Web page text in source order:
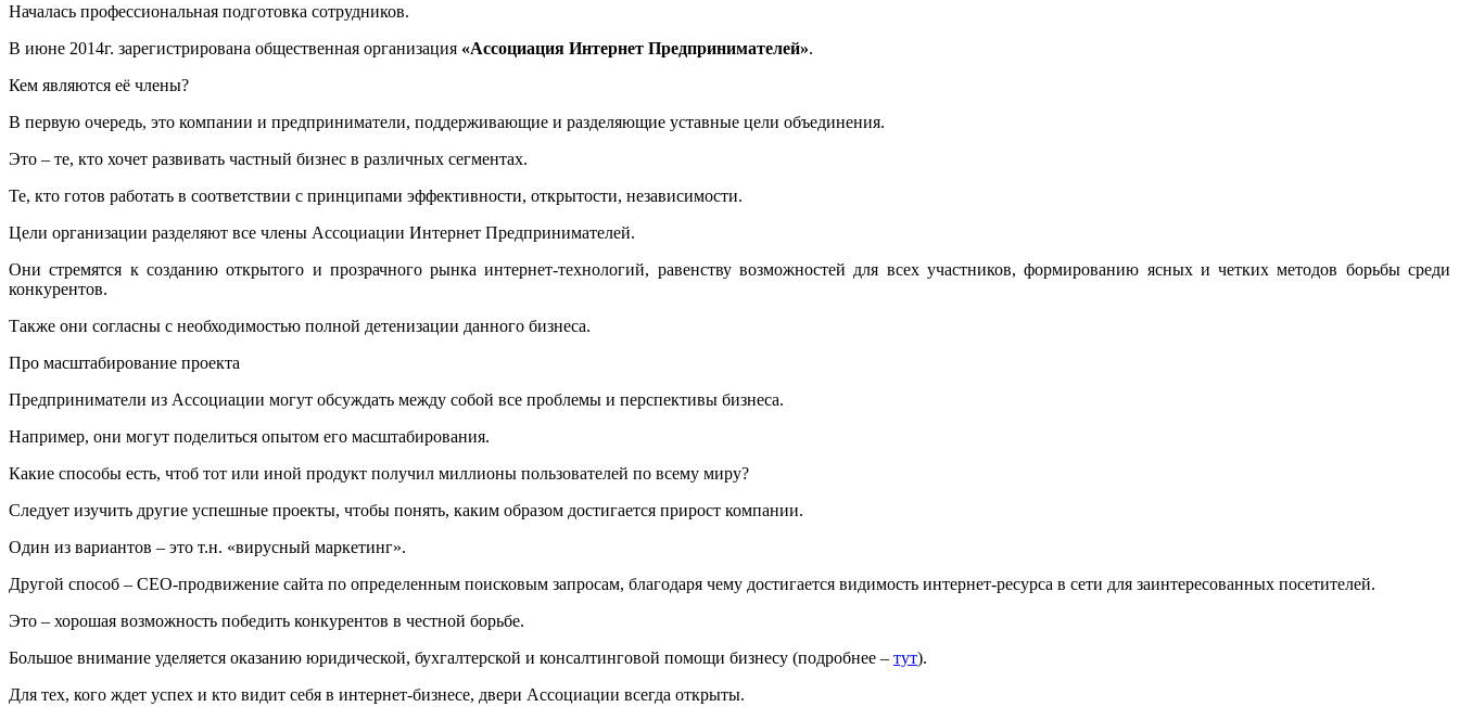
Началась профессиональная подготовка сотрудников.
В июне 2014г. зарегистрирована общественная организация «Ассоциация Интернет Предпринимателей».
Кем являются её члены?
В первую очередь, это компании и предприниматели, поддерживающие и разделяющие уставные цели объединения.
Это – те, кто хочет развивать частный бизнес в различных сегментах.
Те, кто готов работать в соответствии с принципами эффективности, открытости, независимости.
Цели организации разделяют все члены Ассоциации Интернет Предпринимателей.
Они стремятся к созданию открытого и прозрачного рынка интернет-технологий, равенству возможностей для всех участников, формированию ясных и четких методов борьбы среди
конкурентов.
Также они согласны с необходимостью полной детенизации данного бизнеса.
Про масштабирование проекта
Предприниматели из Ассоциации могут обсуждать между собой все проблемы и перспективы бизнеса.
Например, они могут поделиться опытом его масштабирования.
Какие способы есть, чтоб тот или иной продукт получил миллионы пользователей по всему миру?
Следует изучить другие успешные проекты, чтобы понять, каким образом достигается прирост компании.
Один из вариантов – это т.н. «вирусный маркетинг».
Другой способ – СЕО-продвижение сайта по определенным поисковым запросам, благодаря чему достигается видимость интернет-ресурса в сети для заинтересованных посетителей.
Это – хорошая возможность победить конкурентов в честной борьбе.
Большое внимание уделяется оказанию юридической, бухгалтерской и консалтинговой помощи бизнесу (подробнее – тут).
Для тех, кого ждет успех и кто видит себя в интернет-бизнесе, двери Ассоциации всегда открыты.